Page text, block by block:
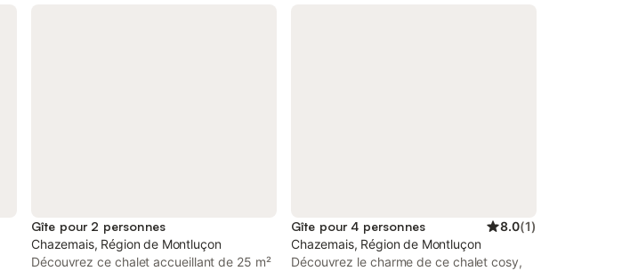
Gîte pour 2 personnes
Chazemais, Région de Montluçon
Découvrez ce chalet accueillant de 25 m²
Gîte pour 4 personnes 8.0(1)
Chazemais, Région de Montluçon
Découvrez le charme de ce chalet cosy,